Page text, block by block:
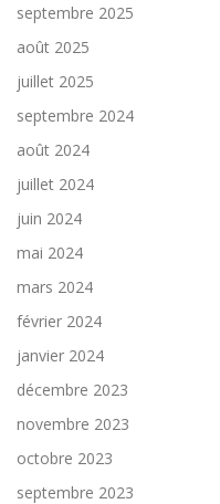
septembre 2025
août 2025
juillet 2025
septembre 2024
août 2024
juillet 2024
juin 2024
mai 2024
mars 2024
février 2024
janvier 2024
décembre 2023
novembre 2023
octobre 2023
septembre 2023